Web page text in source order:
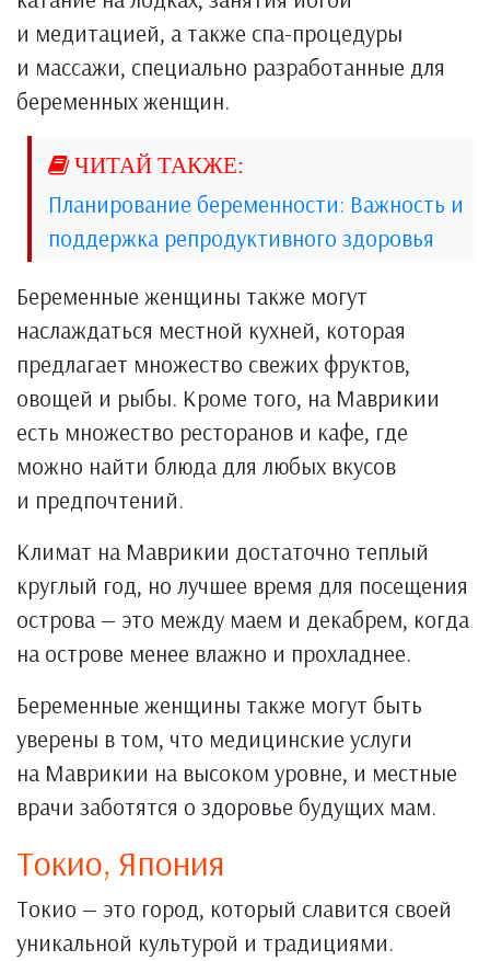
и медитацией, а также спа-процедуры
и массажи, специально разработанные для
беременных женщин.
Планирование беременности: Важность и
поддержка репродуктивного здоровья
Беременные женщины также могут
наслаждаться местной кухней, которая
предлагает множество свежих фруктов,
овощей и рыбы. Кроме того, на Маврикии
есть множество ресторанов и кафе, где
можно найти блюда для любых вкусов
и предпочтений.
Климат на Маврикии достаточно теплый
круглый год, но лучшее время для посещения
острова — это между маем и декабрем, когда
на острове менее влажно и прохладнее.
Беременные женщины также могут быть
уверены в том, что медицинские услуги
на Маврикии на высоком уровне, и местные
врачи заботятся о здоровье будущих мам.
Токио, Япония
Токио — это город, который славится своей
уникальной культурой и традициями.